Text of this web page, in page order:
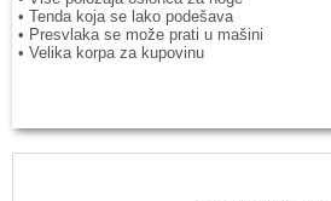
• Tenda koja se lako podešava
• Presvlaka se može prati u mašini
• Velika korpa za kupovinu